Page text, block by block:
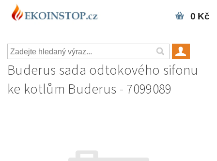
0 Kč
Buderus sada odtokového sifonu
ke kotlům Buderus - 7099089